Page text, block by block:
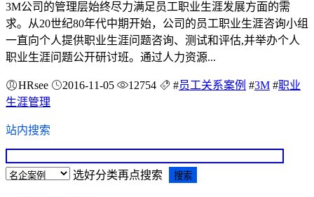
3M公司的管理层始终尽力满足员工职业生涯发展方面的需
求。从20世纪80年代中期开始，公司的员工职业生涯咨询小组
一直向个人提供职业生涯问题咨询、测试和评估,并举办个人
职业生涯问题公开研讨班。通过人力资源...
HRsee 2016-11-05 12754 #员工关系案例 #3M #职业
生涯管理
站内搜索
选好分类再点搜索